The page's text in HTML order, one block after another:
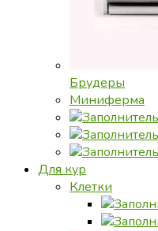
Брудеры
Миниферма
Для кур
Клетки